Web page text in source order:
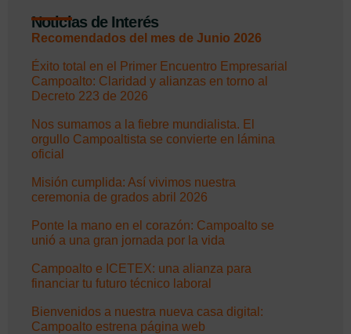
Noticias de Interés
Recomendados del mes de Junio 2026
Éxito total en el Primer Encuentro Empresarial
Campoalto: Claridad y alianzas en torno al
Decreto 223 de 2026
Nos sumamos a la fiebre mundialista. El
orgullo Campoaltista se convierte en lámina
oficial
Misión cumplida: Así vivimos nuestra
ceremonia de grados abril 2026
Ponte la mano en el corazón: Campoalto se
unió a una gran jornada por la vida
Campoalto e ICETEX: una alianza para
financiar tu futuro técnico laboral
Bienvenidos a nuestra nueva casa digital:
Campoalto estrena página web